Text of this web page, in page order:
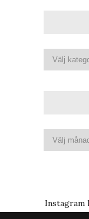
Instagram